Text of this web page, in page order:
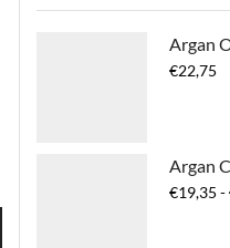
Argan
€22,75
€19,35 -